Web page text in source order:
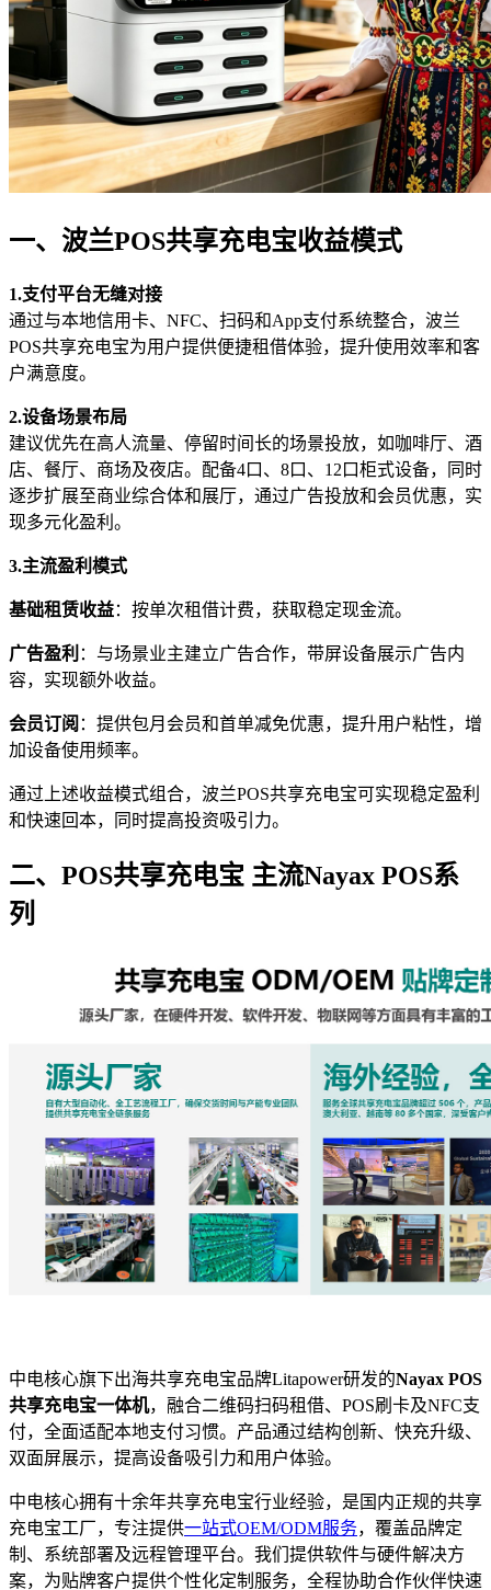
一、波兰POS共享充电宝收益模式
1.支付平台无缝对接
通过与本地信用卡、NFC、扫码和App支付系统整合，波兰
POS共享充电宝为用户提供便捷租借体验，提升使用效率和客
户满意度。
2.设备场景布局
建议优先在高人流量、停留时间长的场景投放，如咖啡厅、酒
店、餐厅、商场及夜店。配备4口、8口、12口柜式设备，同时
逐步扩展至商业综合体和展厅，通过广告投放和会员优惠，实
现多元化盈利。
3.主流盈利模式
基础租赁收益：按单次租借计费，获取稳定现金流。
广告盈利 ：与场景业主建立广告合作，带屏设备展示广告内
容，实现额外收益。
会员订阅 ：提供包月会员和首单减免优惠，提升用户粘性，增
加设备使用频率。
通过上述收益模式组合，波兰POS共享充电宝可实现稳定盈利
和快速回本，同时提高投资吸引力。
二、POS共享充电宝 主流Nayax POS系
列
中电核心旗下出海共享充电宝品牌Litapower研发的Nayax POS
共享充电宝一体机，融合二维码扫码租借、POS刷卡及NFC支
付，全面适配本地支付习惯。产品通过结构创新、快充升级、
双面屏展示，提高设备吸引力和用户体验。
中电核心拥有十余年共享充电宝行业经验，是国内正规的共享
充电宝工厂，专注提供一站式OEM/ODM服务，覆盖品牌定
制、系统部署及远程管理平台。我们提供软件与硬件解决方
案，为贴牌客户提供个性化定制服务，全程协助合作伙伴快速